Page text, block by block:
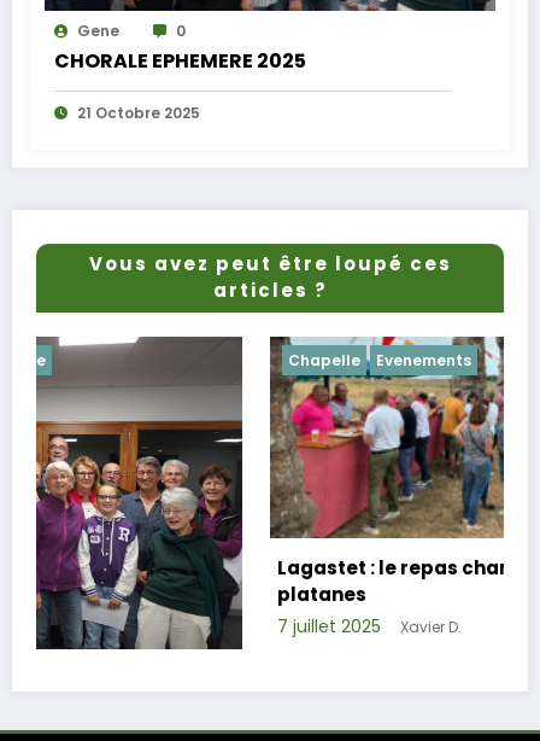
Gene 0
CHORALE EPHEMERE 2025
21 Octobre 2025
Vous avez peut être loupé ces
articles ?
Evenements
Lagastet : le repas champêtre réussi sous
platanes
7 juillet 2025 Xavier D.